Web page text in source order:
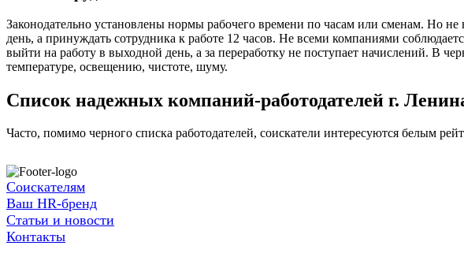
Законодательно установлены нормы рабочего времени по часам или сменам. Но
день, а принуждать сотрудника к работе 12 часов. Не всеми компаниями
выйти на работу в выходной день, а за переработку не поступает начислений. В
температуре, освещению, чистоте, шуму.
Список надежных компаний-работодателей г.
Часто, помимо черного списка работодателей, соискатели интересуются белым
Соискателям
Ваш HR-бренд
Статьи и новости
Контакты